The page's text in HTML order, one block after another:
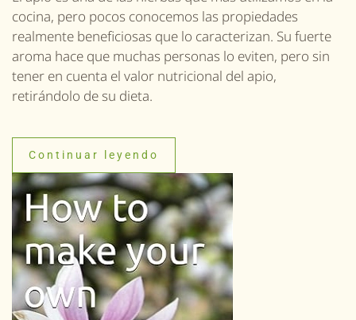
cocina, pero pocos conocemos las propiedades
realmente beneficiosas que lo caracterizan. Su fuerte
aroma hace que muchas personas lo eviten, pero sin
tener en cuenta el valor nutricional del apio,
retirándolo de su dieta.
Continuar leyendo